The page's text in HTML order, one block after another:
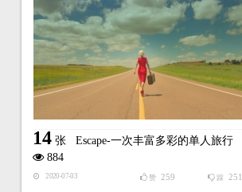
14张 Escape-一次丰富多彩的单人旅行
884
2020-07-03 踩 251
赞 259